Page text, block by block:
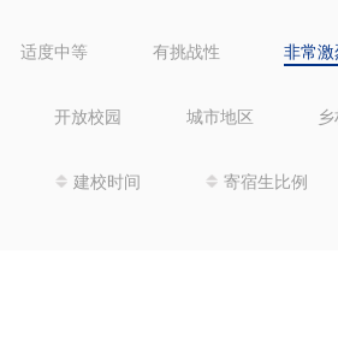
适度中等 有挑战性 非常激
开放校园 城市地区
建校时间 寄宿生比例